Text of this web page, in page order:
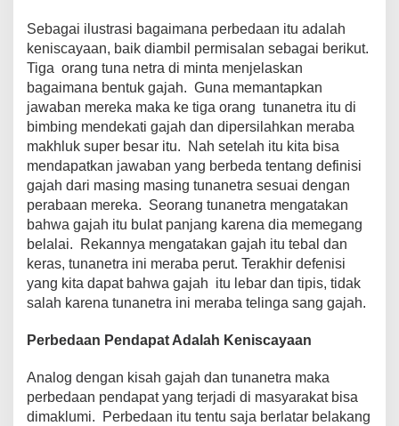
Sebagai ilustrasi bagaimana perbedaan itu adalah
keniscayaan, baik diambil permisalan sebagai berikut.
Tiga orang tuna netra di minta menjelaskan
bagaimana bentuk gajah. Guna memantapkan
jawaban mereka maka ke tiga orang tunanetra itu di
bimbing mendekati gajah dan dipersilahkan meraba
makhluk super besar itu. Nah setelah itu kita bisa
mendapatkan jawaban yang berbeda tentang definisi
gajah dari masing masing tunanetra sesuai dengan
perabaan mereka. Seorang tunanetra mengatakan
bahwa gajah itu bulat panjang karena dia memegang
belalai. Rekannya mengatakan gajah itu tebal dan
keras, tunanetra ini meraba perut. Terakhir defenisi
yang kita dapat bahwa gajah itu lebar dan tipis, tidak
salah karena tunanetra ini meraba telinga sang gajah.
Perbedaan Pendapat Adalah Keniscayaan
Analog dengan kisah gajah dan tunanetra maka
perbedaan pendapat yang terjadi di masyarakat bisa
dimaklumi. Perbedaan itu tentu saja berlatar belakang